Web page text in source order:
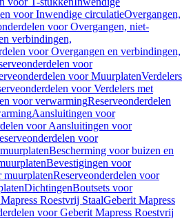
voor Inwendige circulatieOvergangen,
voor Overgangen, niet-
verbindingen,
voor Overgangen en verbindingen,
voor
voor MuurplatenVerdelers
voor Verdelers met
voor verwarmingReserveonderdelen
Aansluitingen voor
voor Aansluitingen voor
voor
Bescherming voor buizen en
Bevestigingen voor
muurplatenReserveonderdelen voor
DichtingenBoutsets voor
Roestvrij StaalGeberit Mapress
voor Geberit Mapress Roestvrij